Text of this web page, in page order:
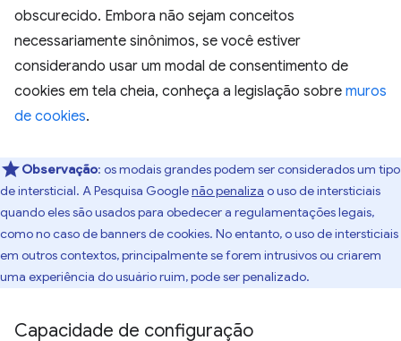
obscurecido. Embora não sejam conceitos
necessariamente sinônimos, se você estiver
considerando usar um modal de consentimento de
cookies em tela cheia, conheça a legislação sobre muros
de cookies.
Observação: os modais grandes podem ser considerados um tipo
de intersticial. A Pesquisa Googlenão penaliza o uso de intersticiais
quando eles são usados para obedecer a regulamentações legais,
como no caso de banners de cookies. No entanto, o uso de intersticiais
em outros contextos, principalmente se forem intrusivos ou criarem
uma experiência do usuário ruim, pode ser penalizado.
Capacidade de configuração